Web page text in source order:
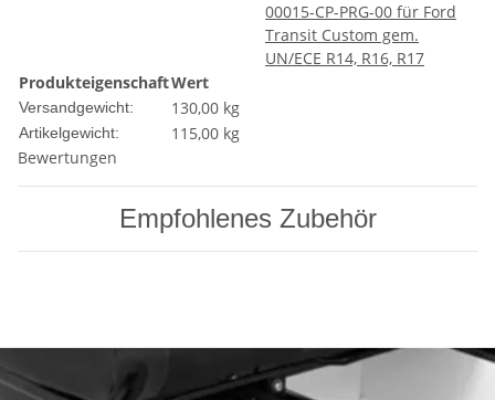
00015-CP-PRG-00 für Ford
Transit Custom gem.
UN/ECE R14, R16, R17
ProdukteigenschaftWert
Versandgewicht: 130,00 kg
Artikelgewicht: 115,00 kg
Bewertungen
Empfohlenes Zubehör